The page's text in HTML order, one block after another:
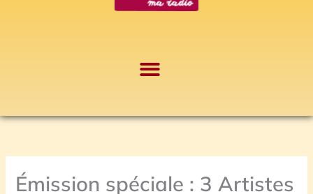
Émission spéciale : 3 Artistes